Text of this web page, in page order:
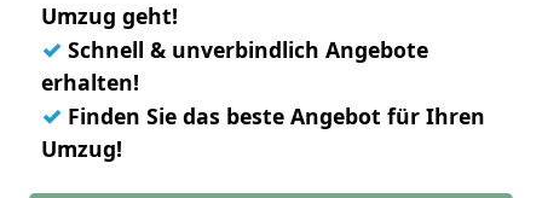
Umzug geht!
✓ Schnell & unverbindlich Angebote
erhalten!
✓ Finden Sie das beste Angebot für Ihren
Umzug!